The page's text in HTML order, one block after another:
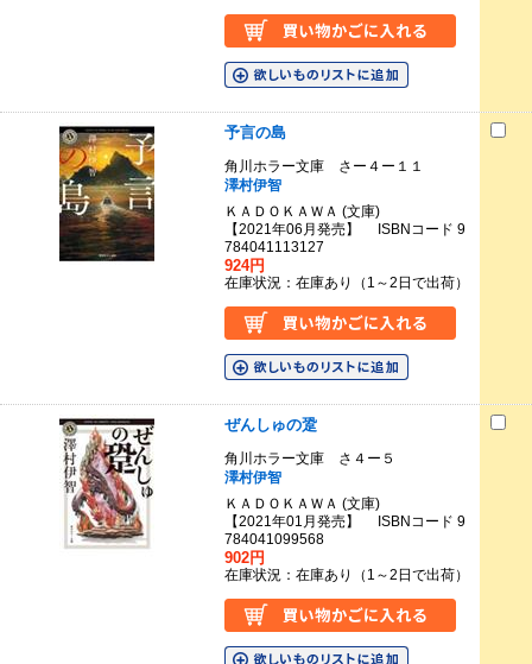
予言の島
角川ホラー文庫 さー４ー１１
澤村伊智
ＫＡＤＯＫＡＷＡ (文庫)
【2021年06月発売】 ISBNコード 9
784041113127
924円
在庫状況：在庫あり（1～2日で出荷）
ぜんしゅの跫
角川ホラー文庫 さ４ー５
澤村伊智
ＫＡＤＯＫＡＷＡ (文庫)
【2021年01月発売】 ISBNコード 9
784041099568
902円
在庫状況：在庫あり（1～2日で出荷）